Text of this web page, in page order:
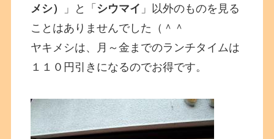
メシ）
」と「 シウマイ 」以外のものを見る
ことはありませんでした（＾＾
ヤキメシは、月～金までのランチタイムは
１１０円引きになるのでお得です。